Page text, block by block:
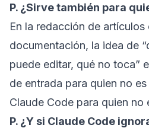
P. ¿Sirve también para
En la redacción de artículos
documentación, la idea de
puede editar, qué no toca”
de entrada para quien no
Claude Code para quien no
P. ¿Y si Claude Code